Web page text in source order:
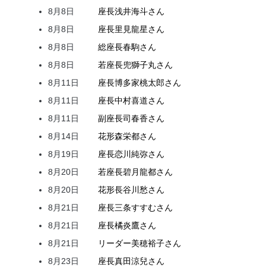
8月8日
座長浅井海斗さん
8月8日
座長里見龍星さん
8月8日
総座長春駒さん
8月8日
若座長兜獅子丸さん
8月11日
座長博多家桃太郎さん
8月11日
座長中村喜道さん
8月11日
副座長司春香さん
8月14日
花形森栄都さん
8月19日
座長恋川純弥さん
8月20日
若座長碧月龍都さん
8月20日
花形長谷川愁さん
8月21日
座長三条すすむさん
8月21日
座長橘炎鷹さん
8月21日
リーダー美穂裕子さん
8月23日
座長真田涼兒さん